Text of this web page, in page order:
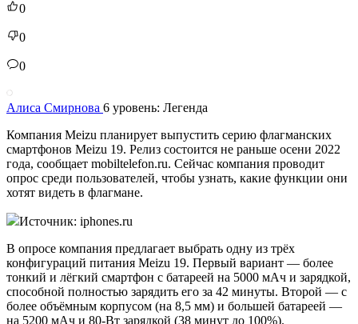
0
0
0
Алиса Смирнова 6 уровень: Легенда
Компания Meizu планирует выпустить серию флагманских
смартфонов Meizu 19. Релиз состоится не раньше осени 2022
года, сообщает mobiltelefon.ru. Сейчас компания проводит
опрос среди пользователей, чтобы узнать, какие функции они
хотят видеть в флагмане.
Источник: iphones.ru
В опросе компания предлагает выбрать одну из трёх
конфигураций питания Meizu 19. Первый вариант — более
тонкий и лёгкий смартфон с батареей на 5000 мАч и зарядкой,
способной полностью зарядить его за 42 минуты. Второй — с
более объёмным корпусом (на 8,5 мм) и большей батареей —
на 5200 мАч и 80-Вт зарядкой (38 минут до 100%).